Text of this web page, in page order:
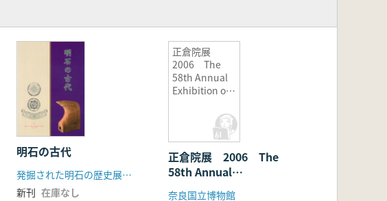
明石の古代
発掘された明石の歴史展実行委員会
新刊 在庫なし
正倉院展
2006 The
58th Annual
Exhibition of
Treasures
正倉院展 2006 The
58th Annual
Exhibition of Shosoin
奈良国立博物館